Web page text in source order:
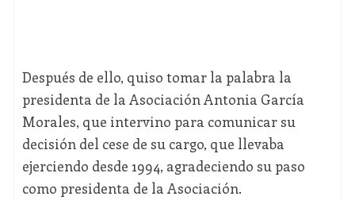
Después de ello, quiso tomar la palabra la
presidenta de la Asociación Antonia García
Morales, que intervino para comunicar su
decisión del cese de su cargo, que llevaba
ejerciendo desde 1994, agradeciendo su paso
como presidenta de la Asociación.